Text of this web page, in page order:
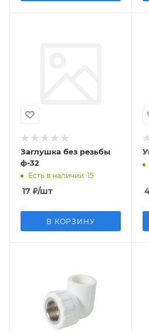
Заглушка без резьбы
ф-32
Есть в наличии: 15
17 ₽/шт
В КОРЗИНУ